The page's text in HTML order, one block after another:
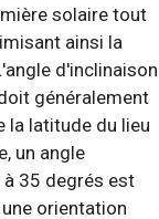
solaire tout
ainsi la
d'inclinaison
généralement
la latitude du lieu
un angle
35 degrés est
orientation